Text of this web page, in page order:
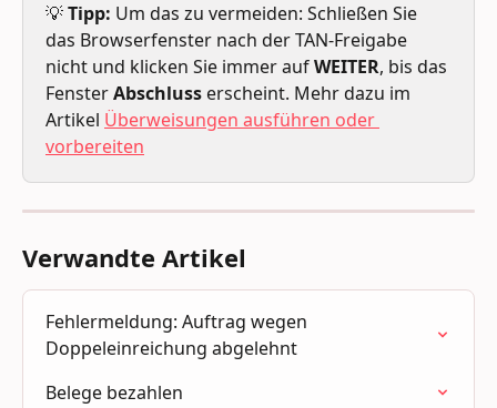
💡 Tipp: Um das zu vermeiden: Schließen Sie
das Browserfenster nach der TAN-Freigabe
nicht und klicken Sie immer auf WEITER, bis das
Fenster Abschluss erscheint. Mehr dazu im
Artikel Überweisungen ausführen oder
vorbereiten
Verwandte Artikel
Fehlermeldung: Auftrag wegen
Doppeleinreichung abgelehnt
Belege bezahlen